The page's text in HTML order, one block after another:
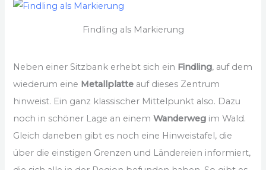
Findling als Markierung
Neben einer Sitzbank erhebt sich ein Findling, auf dem
wiederum eine Metallplatte auf dieses Zentrum
hinweist. Ein ganz klassischer Mittelpunkt also. Dazu
noch in schöner Lage an einemWanderweg im Wald.
Gleich daneben gibt es noch eine Hinweistafel, die
über die einstigen Grenzen und Ländereien informiert,